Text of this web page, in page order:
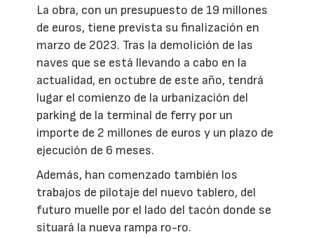
La obra, con un presupuesto de 19 millones
de euros, tiene prevista su finalización en
marzo de 2023. Tras la demolición de las
naves que se está llevando a cabo en la
actualidad, en octubre de este año, tendrá
lugar el comienzo de la urbanización del
parking de la terminal de ferry por un
importe de 2 millones de euros y un plazo de
ejecución de 6 meses.
Además, han comenzado también los
trabajos de pilotaje del nuevo tablero, del
futuro muelle por el lado del tacón donde se
situará la nueva rampa ro-ro.